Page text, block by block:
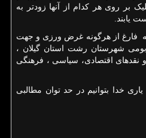
بر روی هر کدام از آنها زودتر به
یابند.
که فارغ از هرگونه غرض ورزی و جهت
شهرستان رشت استان گیلان ،
نقدهای اقتصادی، سیاسی ، فرهنگی
خدا بتوانیم در حد توان مطالبی